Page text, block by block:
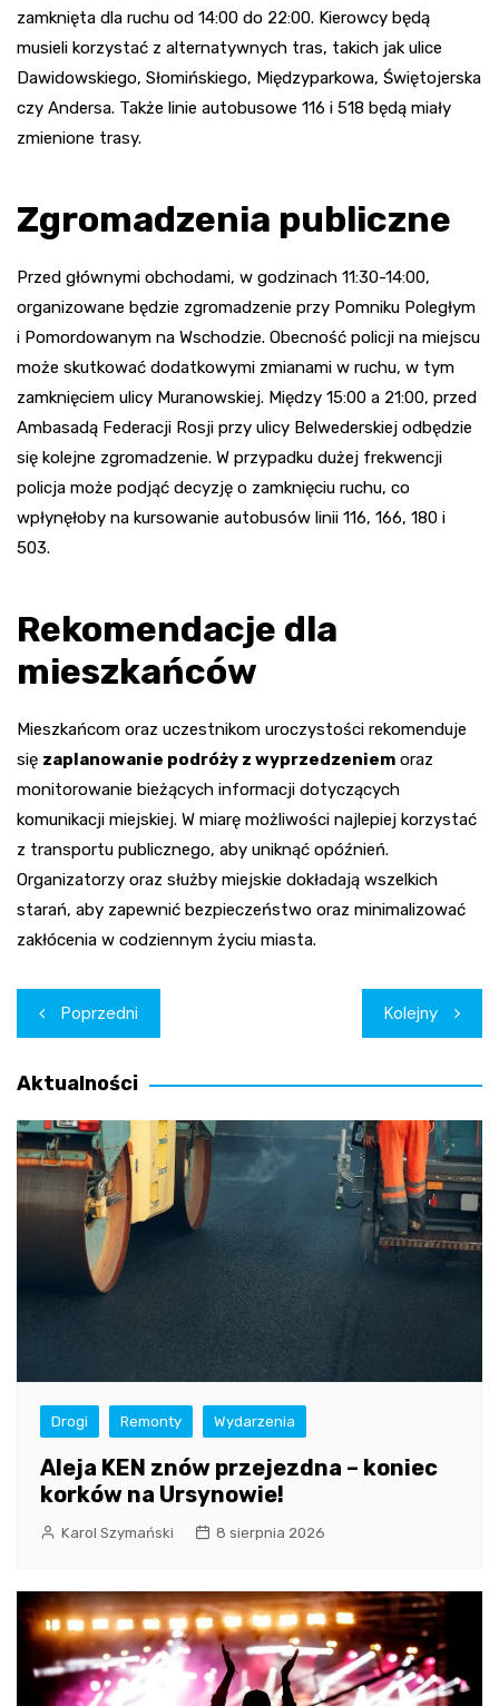
zamknięta dla ruchu od 14:00 do 22:00. Kierowcy będą
musieli korzystać z alternatywnych tras, takich jak ulice
Dawidowskiego, Słomińskiego, Międzyparkowa, Świętojerska
czy Andersa. Także linie autobusowe 116 i 518 będą miały
zmienione trasy.
Zgromadzenia publiczne
Przed głównymi obchodami, w godzinach 11:30-14:00,
organizowane będzie zgromadzenie przy Pomniku Poległym
i Pomordowanym na Wschodzie. Obecność policji na miejscu
może skutkować dodatkowymi zmianami w ruchu, w tym
zamknięciem ulicy Muranowskiej. Między 15:00 a 21:00, przed
Ambasadą Federacji Rosji przy ulicy Belwederskiej odbędzie
się kolejne zgromadzenie. W przypadku dużej frekwencji
policja może podjąć decyzję o zamknięciu ruchu, co
wpłynęłoby na kursowanie autobusów linii 116, 166, 180 i
503.
Rekomendacje dla
mieszkańców
Mieszkańcom oraz uczestnikom uroczystości rekomenduje
się zaplanowanie podróży z wyprzedzeniem oraz
monitorowanie bieżących informacji dotyczących
komunikacji miejskiej. W miarę możliwości najlepiej korzystać
z transportu publicznego, aby uniknąć opóźnień.
Organizatorzy oraz służby miejskie dokładają wszelkich
starań, aby zapewnić bezpieczeństwo oraz minimalizować
zakłócenia w codziennym życiu miasta.
Nawigacja
wpisu
Poprzedni Kolejny
Aktualności
Drogi Remonty Wydarzenia
Aleja KEN znów przejezdna – koniec
korków na Ursynowie!
Karol Szymański 8 sierpnia 2026